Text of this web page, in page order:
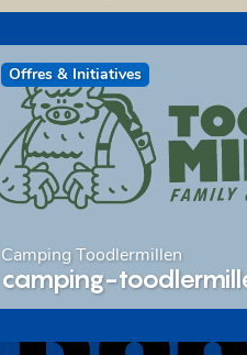
Offres & Initiatives
Camping Toodlermillen
camping-